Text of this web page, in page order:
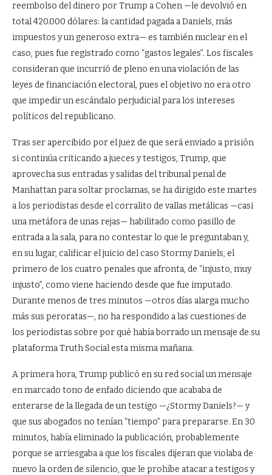
reembolso del dinero por Trump a Cohen —le devolvió en
total 420.000 dólares: la cantidad pagada a Daniels, más
impuestos y un generoso extra— es también nuclear en el
caso, pues fue registrado como “gastos legales”. Los fiscales
consideran que incurrió de pleno en una violación de las
leyes de financiación electoral, pues el objetivo no era otro
que impedir un escándalo perjudicial para los intereses
políticos del republicano.
Tras ser apercibido por el juez de que será enviado a prisión
si continúa criticando a jueces y testigos, Trump, que
aprovecha sus entradas y salidas del tribunal penal de
Manhattan para soltar proclamas, se ha dirigido este martes
a los periodistas desde el corralito de vallas metálicas —casi
una metáfora de unas rejas— habilitado como pasillo de
entrada a la sala, para no contestar lo que le preguntaban y,
en su lugar, calificar el juicio del caso Stormy Daniels, el
primero de los cuatro penales que afronta, de “injusto, muy
injusto”, como viene haciendo desde que fue imputado.
Durante menos de tres minutos —otros días alarga mucho
más sus peroratas—, no ha respondido a las cuestiones de
los periodistas sobre por qué había borrado un mensaje de su
plataforma Truth Social esta misma mañana.
A primera hora, Trump publicó en su red social un mensaje
en marcado tono de enfado diciendo que acababa de
enterarse de la llegada de un testigo —¿Stormy Daniels?— y
que sus abogados no tenían “tiempo” para prepararse. En 30
minutos, había eliminado la publicación, probablemente
porque se arriesgaba a que los fiscales dijeran que violaba de
nuevo la orden de silencio, que le prohíbe atacar a testigos y